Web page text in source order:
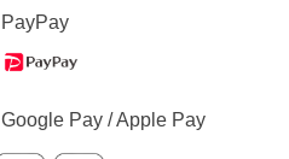
PayPay
Google Pay / Apple Pay